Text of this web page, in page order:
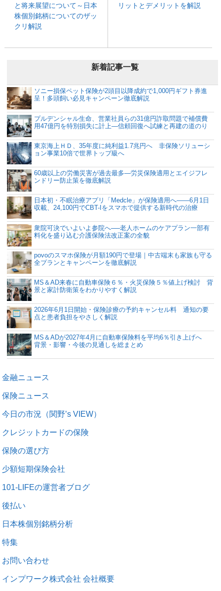
と将来展望について～日本
株個別銘柄についてのザッ
クリ解説
リットとデメリットを解説
新着記事一覧
ソニー損保ペット保険が2頭目以降成約で1,000円ギフト券進
呈！多頭飼い必見キャンペーン徹底解説
プルデンシャル生命、営業社員らの31億円詐取問題で補償費
用47億円を特別損失に計上―信頼回復へ試練と再建の道のり
東京海上ＨＤ、35年度に純利益1.7兆円へ 非保険ソリューシ
ョン事業10倍で世界トップ級へ
60歳以上の労働災害が過去最多―労災保険適用とエイジフレ
ンドリー防止策を徹底解説
日本初・不眠治療アプリ「Medcle」が保険適用へ――6月1日
収載、24,100円でCBT-Iをスマホで提供する新時代の治療
衆院可決でいよいよ参院へ──老人ホームのケアプラン一部有
料化を盛り込む介護保険法改正案の全貌
povoのスマホ保険が月額190円で登場｜中古端末も家族も守る
全プランとキャンペーンを徹底解説
MS＆AD来春に自動車保険６％・火災保険５％値上げ検討 背
景と家計防衛策をわかりやすく解説
2026年6月1日開始・保険診療の予約キャンセル料 通知の要
点と患者負担をやさしく解説
MS＆ADが2027年4月に自動車保険料を平均6％引き上げへ
背景・影響・今後の見通しを総まとめ
金融ニュース
保険ニュース
今日の市況（関野’s VIEW）
クレジットカードの保険
保険の選び方
少額短期保険会社
101-LIFEの運営者ブログ
後払い
日本株個別銘柄分析
特集
お問い合わせ
インプワーク株式会社 会社概要